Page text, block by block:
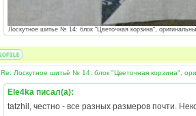
Лоскутное шитьё № 14: блок "Цветочная корзина",
Re: Лоскутное шитьё № 14: блок "Цветочная корзина",
Ele4ka писал(а):
tatzhil, честно - все разных размеров почти.